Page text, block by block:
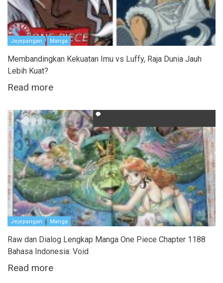
Jejepangan Manga
Membandingkan Kekuatan Imu vs Luffy, Raja Dunia Jauh
Lebih Kuat?
Read more
Jejepangan Manga
Raw dan Dialog Lengkap Manga One Piece Chapter 1188
Bahasa Indonesia: Void
Read more